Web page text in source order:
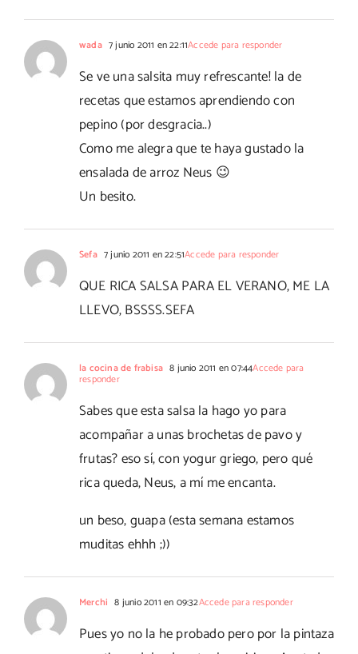
wada 7 junio 2011 en 22:11Accede para responder
Se ve una salsita muy refrescante! la de
recetas que estamos aprendiendo con
pepino (por desgracia..)
Como me alegra que te haya gustado la
ensalada de arroz Neus 😉
Un besito.
Sefa 7 junio 2011 en 22:51Accede para responder
QUE RICA SALSA PARA EL VERANO, ME LA
LLEVO, BSSSS.SEFA
la cocina de frabisa 8 junio 2011 en 07:44Accede para
responder
Sabes que esta salsa la hago yo para
acompañar a unas brochetas de pavo y
frutas? eso sí, con yogur griego, pero qué
rica queda, Neus, a mí me encanta.
un beso, guapa (esta semana estamos
muditas ehhh ;))
Merchi 8 junio 2011 en 09:32Accede para responder
Pues yo no la he probado pero por la pintaza